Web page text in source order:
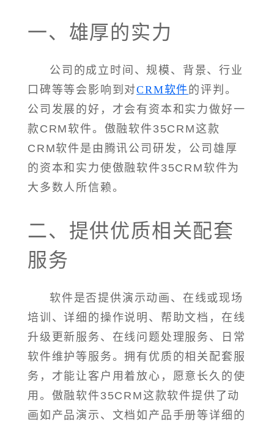
一、雄厚的实力
公司的成立时间、规模、背景、行业
口碑等等会影响到对CRM软件 的评判。
公司发展的好，才会有资本和实力做好一
款CRM软件。傲融软件35CRM这款
CRM软件是由腾讯公司研发，公司雄厚
的资本和实力使傲融软件35CRM软件为
大多数人所信赖。
二、提供优质相关配套
服务
软件是否提供演示动画、在线或现场
培训、详细的操作说明、帮助文档，在线
升级更新服务、在线问题处理服务、日常
软件维护等服务。拥有优质的相关配套服
务，才能让客户用着放心，愿意长久的使
用。傲融软件35CRM这款软件提供了动
画如产品演示、文档如产品手册等详细的